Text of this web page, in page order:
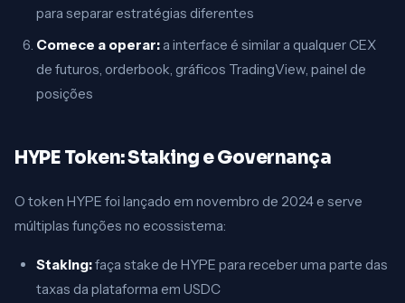
para separar estratégias diferentes
Comece a operar: a interface é similar a qualquer CEX
de futuros, orderbook, gráficos TradingView, painel de
posições
HYPE Token: Staking e Governança
O token HYPE foi lançado em novembro de 2024 e serve
múltiplas funções no ecossistema:
Staking:faça stake de HYPE para receber uma parte das
taxas da plataforma em USDC